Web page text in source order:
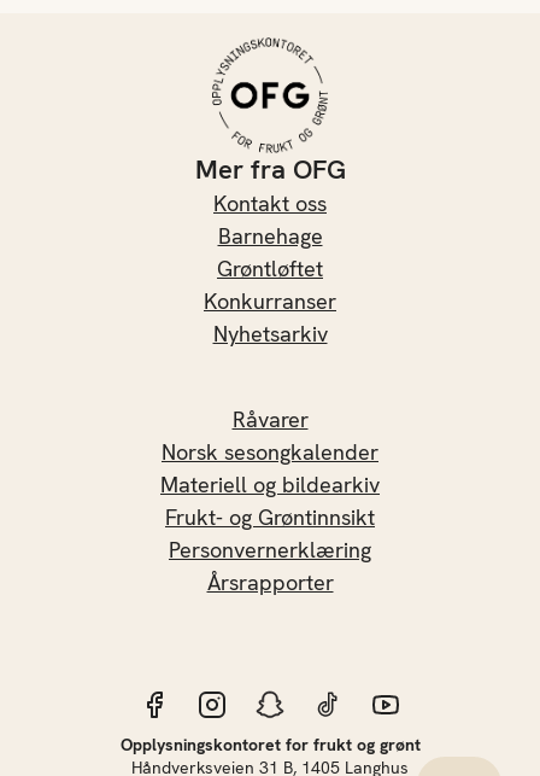
Mer fra OFG
Kontakt oss
Barnehage
Grøntløftet
Konkurranser
Nyhetsarkiv
Råvarer
Norsk sesongkalender
Materiell og bildearkiv
Frukt- og Grøntinnsikt
Personvernerklæring
Årsrapporter
Opplysningskontoret for frukt og grønt
Håndverksveien 31 B, 1405 Langhus